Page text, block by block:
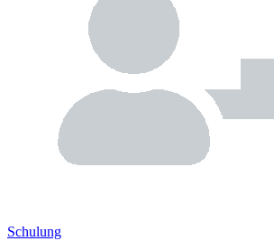
Schulung